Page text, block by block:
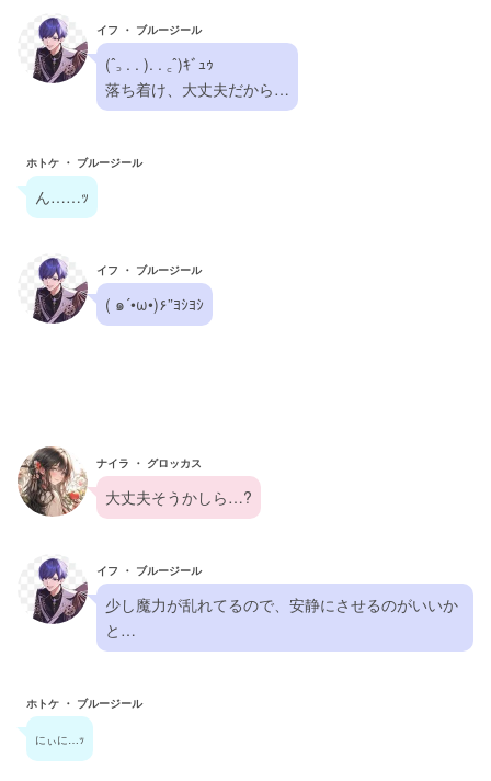
イフ ・ ブルージール
(ˆ꜆ . . ). . ꜀ˆ)ｷﾞｭｩ
落ち着け、大丈夫だから…
ホトケ ・ ブルージール
ん……ｯ
イフ ・ ブルージール
( ๑´•ω•)۶”ﾖｼﾖｼ
ナイラ ・ グロッカス
大丈夫そうかしら…?
イフ ・ ブルージール
少し魔力が乱れてるので、安静にさせるのがいいか
と…
ホトケ ・ ブルージール
にぃに…ｯ